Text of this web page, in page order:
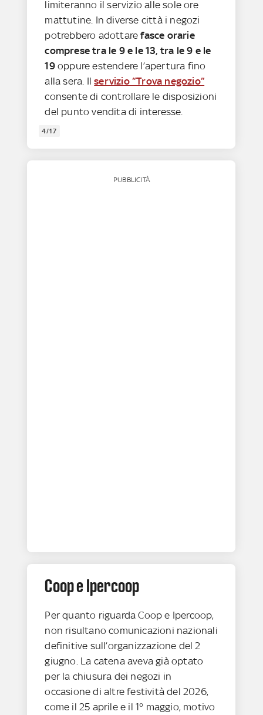
limiteranno il servizio alle sole ore
mattutine. In diverse città i negozi
potrebbero adottare fasce orarie
comprese tra le 9 e le 13, tra le 9 e le
19oppure estendere l’apertura fino
alla sera. Ilservizio “Trova negozio”
consente di controllare le disposizioni
del punto vendita di interesse.
4/17
PUBBLICITÀ
Coop e Ipercoop
Per quanto riguarda Coop e Ipercoop,
non risultano comunicazioni nazionali
definitive sull’organizzazione del 2
giugno. La catena aveva già optato
per la chiusura dei negozi in
occasione di altre festività del 2026,
come il 25 aprile e il 1° maggio, motivo